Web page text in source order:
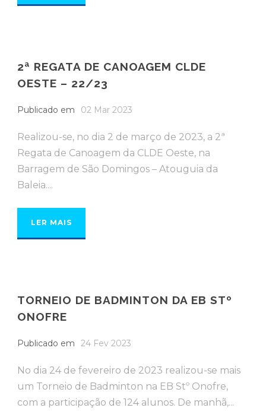
2ª REGATA DE CANOAGEM CLDE
OESTE – 22/23
Publicado em 02 Mar 2023
Realizou-se, no dia 2 de março de 2023, a 2ª
Regata de Canoagem da CLDE Oeste, na
Barragem de São Domingos – Atouguia da
Baleia....
LER MAIS
TORNEIO DE BADMINTON DA EB STº
ONOFRE
Publicado em 24 Fev 2023
No dia 24 de fevereiro de 2023 realizou-se mais
um Torneio de Badminton na EB Stº Onofre,
com a participação de 124 alunos. De manhã,...